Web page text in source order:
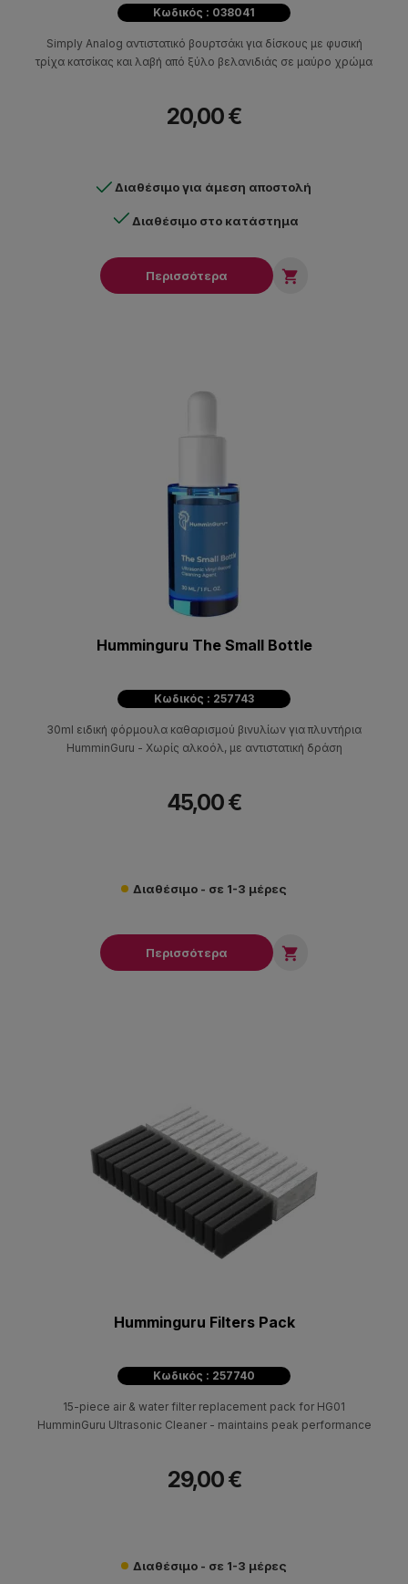
Κωδικός : 038041
Simply Analog αντιστατικό βουρτσάκι για δίσκους με φυσική
τρίχα κατσίκας και λαβή από ξύλο βελανιδιάς σε μαύρο χρώμα
20,00 €
Διαθέσιμο για άμεση αποστολή
Διαθέσιμο στο κατάστημα
Περισσότερα 
Humminguru The Small Bottle
Κωδικός : 257743
30ml ειδική φόρμουλα καθαρισμού βινυλίων για πλυντήρια
HumminGuru - Χωρίς αλκοόλ, με αντιστατική δράση
45,00 €
Διαθέσιμο - σε 1-3 μέρες
Περισσότερα 
Humminguru Filters Pack
Κωδικός : 257740
15-piece air & water filter replacement pack for HG01
HumminGuru Ultrasonic Cleaner - maintains peak performance
29,00 €
Διαθέσιμο - σε 1-3 μέρες